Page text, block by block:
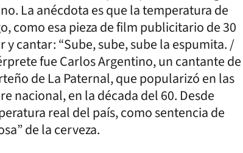
La anécdota es que la temperatura de
como esa pieza de film publicitario de 30
cantar: “Sube, sube, sube la espumita. /
fue Carlos Argentino, un cantante de
de La Paternal, que popularizó en las
nacional, en la década del 60. Desde
real del país, como sentencia de
de la cerveza.